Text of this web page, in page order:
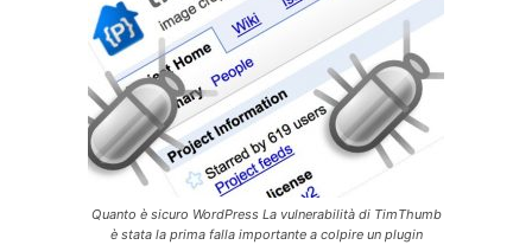
Quanto è sicuro WordPress La vulnerabilità di TimThumb
è stata la prima falla importante a colpire un plugin